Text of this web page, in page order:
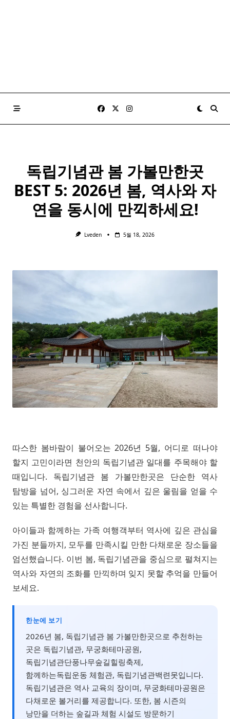
독립기념관 봄 가볼만한곳
BEST 5: 2026년 봄, 역사와 자
연을 동시에 만끽하세요!
Lveden 5월 18, 2026
따스한 봄바람이 불어오는 2026년 5월, 어디로 떠나야
할지 고민이라면 천안의 독립기념관 일대를 주목해야 할
때입니다. 독립기념관 봄 가볼만한곳은 단순한 역사
탐방을 넘어, 싱그러운 자연 속에서 깊은 울림을 얻을 수
있는 특별한 경험을 선사합니다.
아이들과 함께하는 가족 여행객부터 역사에 깊은 관심을
가진 분들까지, 모두를 만족시킬 만한 다채로운 장소들을
엄선했습니다. 이번 봄, 독립기념관을 중심으로 펼쳐지는
역사와 자연의 조화를 만끽하며 잊지 못할 추억을 만들어
보세요.
한눈에 보기
2026년 봄, 독립기념관 봄 가볼만한곳으로 추천하는
곳은 독립기념관, 무궁화테마공원,
독립기념관단풍나무숲길힐링축제,
함께하는독립운동 체험관, 독립기념관백련못입니다.
독립기념관은 역사 교육의 장이며, 무궁화테마공원은
다채로운 볼거리를 제공합니다. 또한, 봄 시즌의
낭만을 더하는 숲길과 체험 시설도 방문하기